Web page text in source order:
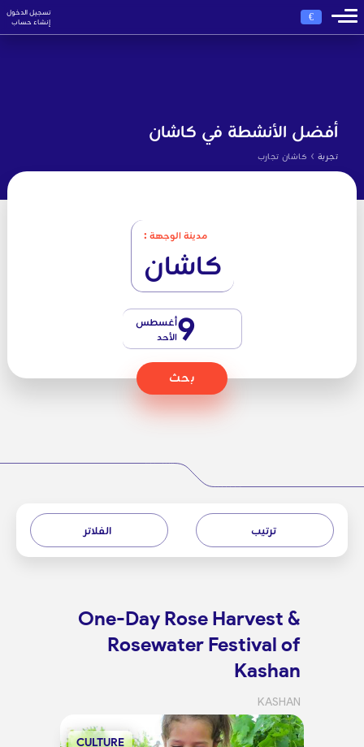
€
تسجيل الدخول
إنشاء حساب
أفضل الأنشطة في كاشان
تجربة › كاشان تجارب
مدينة الوجهة :
كاشان
9أغسطس
الأحد
بحث
ترتيب الفلاتر
One-Day Rose Harvest &
Rosewater Festival of
Kashan
KASHAN
CULTURE